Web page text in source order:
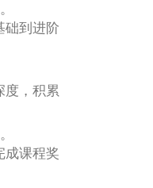
础到进阶
度，积累
成课程奖